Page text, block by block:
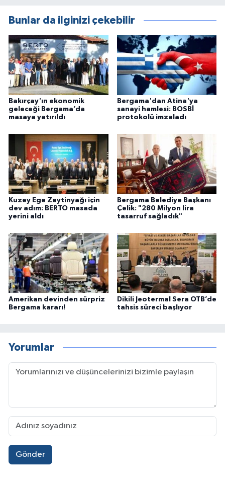
Bunlar da ilginizi çekebilir
Bakırçay'ın ekonomik
geleceği Bergama’da
masaya yatırıldı
Bergama'dan Atina'ya
sanayi hamlesi: BOSBİ
protokolü imzaladı
Kuzey Ege Zeytinyağı için
dev adım: BERTO masada
yerini aldı
Bergama Belediye Başkanı
Çelik: "280 Milyon lira
tasarruf sağladık"
Amerikan devinden sürpriz
Bergama kararı!
Dikili Jeotermal Sera OTB’de
tahsis süreci başlıyor
Yorumlar
Gönder